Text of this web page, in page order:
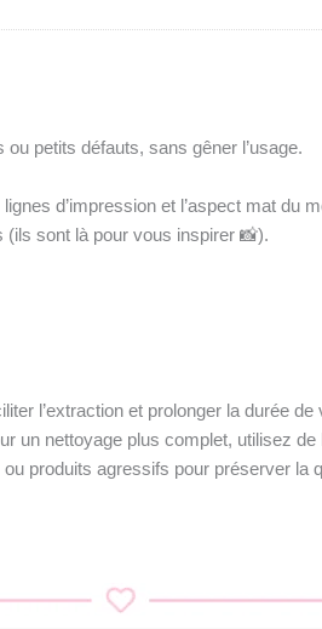
petits défauts, sans gêner l’usage.
d’impression et l’aspect mat du
sont là pour vous inspirer 📸).
l’extraction et prolonger la durée de
un nettoyage plus complet, utilisez
produits agressifs pour préserver la